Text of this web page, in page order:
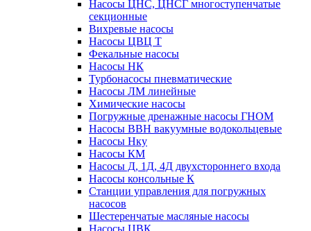
Насосы ЦНС, ЦНСГ многоступенчатые
секционные
Вихревые насосы
Насосы ЦВЦ Т
Фекальные насосы
Насосы НК
Турбонасосы пневматические
Насосы ЛМ линейные
Химические насосы
Погружные дренажные насосы ГНОМ
Насосы ВВН вакуумные водокольцевые
Насосы Нку
Насосы КМ
Насосы Д, 1Д, 4Д двухстороннего входа
Насосы консольные К
Станции управления для погружных
насосов
Шестеренчатые масляные насосы
Насосы ЦВК